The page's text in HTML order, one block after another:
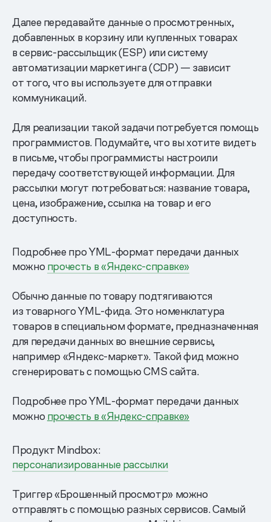
Далее передавайте данные о просмотренных,
добавленных в корзину или купленных товарах
в сервис-рассыльщик (ESP) или систему
автоматизации маркетинга (CDP) — зависит
от того, что вы используете для отправки
коммуникаций.
Для реализации такой задачи потребуется помощь
программистов. Подумайте, что вы хотите видеть
в письме, чтобы программисты настроили
передачу соответствующей информации. Для
рассылки могут потребоваться: название товара,
цена, изображение, ссылка на товар и его
доступность.
Подробнее про YML-формат передачи данных
можно прочесть в «Яндекс-справке»
Обычно данные по товару подтягиваются
из товарного YML-фида. Это номенклатура
товаров в специальном формате, предназначенная
для передачи данных во внешние сервисы,
например «Яндекс-маркет». Такой фид можно
сгенерировать с помощью CMS сайта.
Подробнее про YML-формат передачи данных
можно прочесть в «Яндекс-справке»
Продукт Mindbox:
персонализированные рассылки
Триггер «Брошенный просмотр» можно
отправлять с помощью разных сервисов. Самый